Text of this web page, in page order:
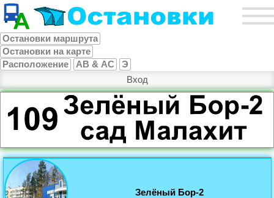
Остановки маршрута
Остановки на карте
Расположение
АВ & АС
Э
Вход
Зелёный Бор-2